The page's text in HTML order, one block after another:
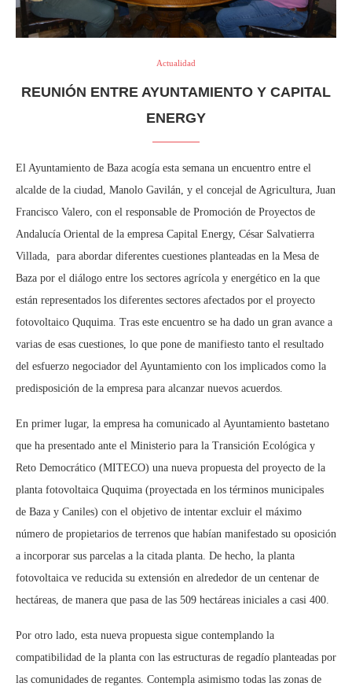
Actualidad
REUNIÓN ENTRE AYUNTAMIENTO Y CAPITAL
ENERGY
El Ayuntamiento de Baza acogía esta semana un encuentro entre el
alcalde de la ciudad, Manolo Gavilán, y el concejal de Agricultura, Juan
Francisco Valero, con el responsable de Promoción de Proyectos de
Andalucía Oriental de la empresa Capital Energy, César Salvatierra
Villada, para abordar diferentes cuestiones planteadas en la Mesa de
Baza por el diálogo entre los sectores agrícola y energético en la que
están representados los diferentes sectores afectados por el proyecto
fotovoltaico Ququima. Tras este encuentro se ha dado un gran avance a
varias de esas cuestiones, lo que pone de manifiesto tanto el resultado
del esfuerzo negociador del Ayuntamiento con los implicados como la
predisposición de la empresa para alcanzar nuevos acuerdos.
En primer lugar, la empresa ha comunicado al Ayuntamiento bastetano
que ha presentado ante el Ministerio para la Transición Ecológica y
Reto Democrático (MITECO) una nueva propuesta del proyecto de la
planta fotovoltaica Ququima (proyectada en los términos municipales
de Baza y Caniles) con el objetivo de intentar excluir el máximo
número de propietarios de terrenos que habían manifestado su oposición
a incorporar sus parcelas a la citada planta. De hecho, la planta
fotovoltaica ve reducida su extensión en alrededor de un centenar de
hectáreas, de manera que pasa de las 509 hectáreas iniciales a casi 400.
Por otro lado, esta nueva propuesta sigue contemplando la
compatibilidad de la planta con las estructuras de regadío planteadas por
las comunidades de regantes. Contempla asimismo todas las zonas de